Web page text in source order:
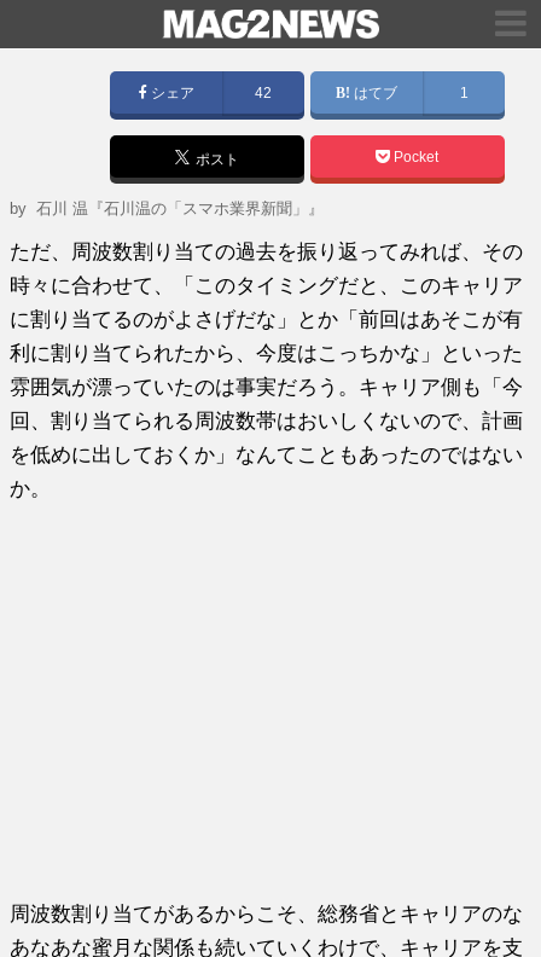
シェア 42 はてブ 1
ポスト Pocket
by石川 温『石川温の「スマホ業界新聞」』
ただ、周波数割り当ての過去を振り返ってみれば、その
時々に合わせて、「このタイミングだと、このキャリア
に割り当てるのがよさげだな」とか「前回はあそこが有
利に割り当てられたから、今度はこっちかな」といった
雰囲気が漂っていたのは事実だろう。キャリア側も「今
回、割り当てられる周波数帯はおいしくないので、計画
を低めに出しておくか」なんてこともあったのではない
か。
周波数割り当てがあるからこそ、総務省とキャリアのな
あなあな蜜月な関係も続いていくわけで、キャリアを支